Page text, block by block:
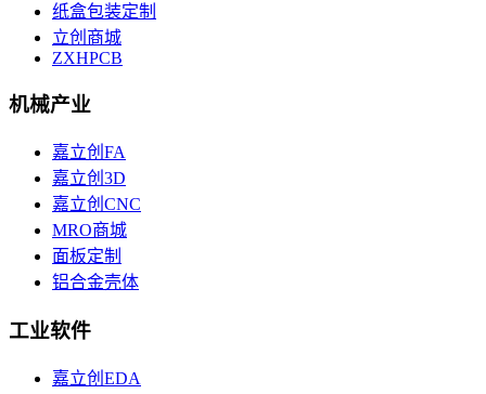
纸盒包装定制
立创商城
ZXHPCB
机械产业
嘉立创FA
嘉立创3D
嘉立创CNC
MRO商城
面板定制
铝合金壳体
工业软件
嘉立创EDA